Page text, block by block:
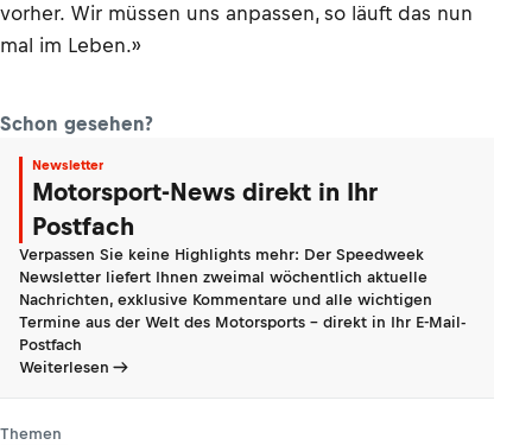
vorher. Wir müssen uns anpassen, so läuft das nun
mal im Leben.»
Schon gesehen?
Newsletter
Motorsport-News direkt in Ihr
Postfach
Verpassen Sie keine Highlights mehr: Der Speedweek
Newsletter liefert Ihnen zweimal wöchentlich aktuelle
Nachrichten, exklusive Kommentare und alle wichtigen
Termine aus der Welt des Motorsports - direkt in Ihr E-Mail-
Postfach
Weiterlesen
Themen